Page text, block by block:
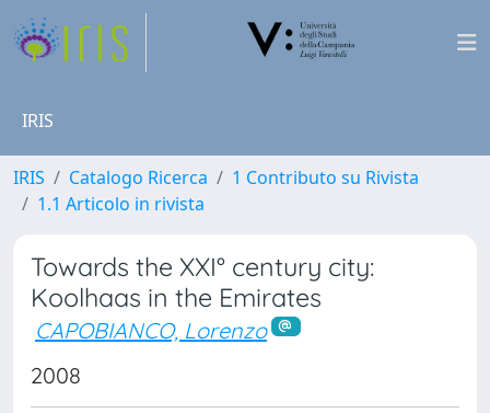
IRIS
IRIS Catalogo Ricerca
1 Contributo su Rivista
1.1 Articolo in rivista
Towards the XXI° century city:
Koolhaas in the Emirates
CAPOBIANCO, Lorenzo
2008